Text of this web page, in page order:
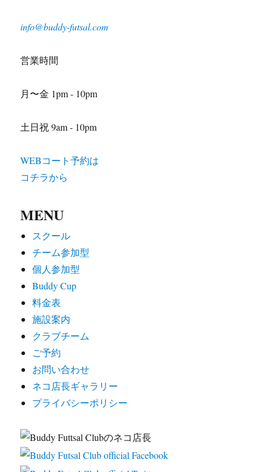
info@buddy-futsal.com
営業時間
月〜金 1pm - 10pm
土日祝 9am - 10pm
WEBコート予約は
コチラから
MENU
スクール
チーム参加型
個人参加型
Buddy Cup
料金表
施設案内
クラブチーム
ご予約
お問い合わせ
ネコ店長ギャラリー
プライバシーポリシー